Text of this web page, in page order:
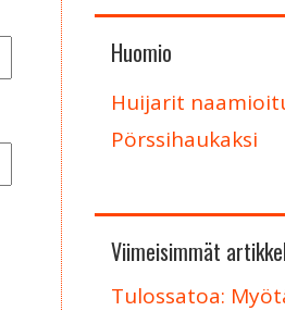
Huomio
Huijarit
Pörssihaukaksi
Viimeisimmät
Tulossatoa: